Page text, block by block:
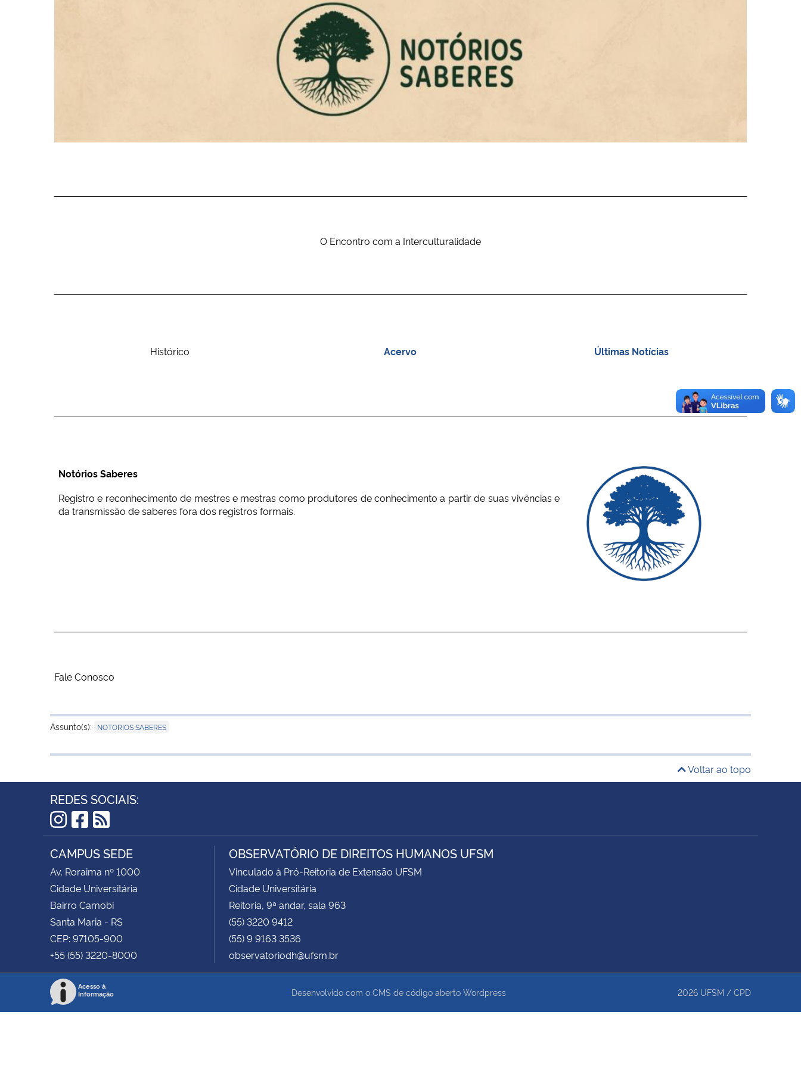
O Encontro com a Interculturalidade
Histórico Acervo Últimas Notícias
Notórios Saberes
Registro e reconhecimento de mestres e mestras como produtores de conhecimento a partir de suas vivências e
da transmissão de saberes fora dos registros formais.
Fale Conosco
Assunto(s): NOTORIOS SABERES
Voltar ao topo
REDES SOCIAIS:
Instagram
Facebook
RSS
CAMPUS SEDE
Av. Roraima nº 1000
Cidade Universitária
Bairro Camobi
Santa Maria - RS
CEP: 97105-900
+55 (55) 3220-8000
OBSERVATÓRIO DE DIREITOS HUMANOS UFSM
Vinculado à Pró-Reitoria de Extensão UFSM
Cidade Universitária
Reitoria, 9ª andar, sala 963
(55) 3220 9412
(55) 9 9163 3536
observatoriodh@ufsm.br
Acesso à
Informação
Desenvolvido com o CMS de código aberto Wordpress 2026 UFSM / CPD